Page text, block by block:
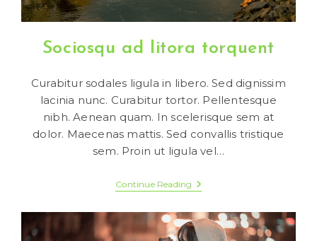
Sociosqu ad litora torquent
Curabitur sodales ligula in libero. Sed dignissim
lacinia nunc. Curabitur tortor. Pellentesque
nibh. Aenean quam. In scelerisque sem at
dolor. Maecenas mattis. Sed convallis tristique
sem. Proin ut ligula vel…
Continue Reading Sociosqu
Torquent